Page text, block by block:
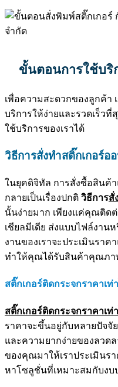
ขั้นตอนการใช้บริ
เพื่อความสะดวกของลูกค้า
บริการให้ง่ายและรวดเร็ว
ใช้บริการของเราได้
วิธีการสั่งทำสติ๊กเกอร์อ
ในยุคดิจิทัล การสั่งซื้อสินค้
กลายเป็นเรื่องปกติ วิธีการสั่
นั้นง่ายมาก เพียงแค่คุณติดต่
เชียลมีเดีย ส่งแบบไฟล์งาน
งานของเราจะประเมินราค
ทำให้คุณได้รับสินค้าคุณภา
สติ๊กเกอร์ติดกระจกราคาเ
สติ๊กเกอร์ติดกระจกราคาเท่
ราคาจะขึ้นอยู่กับหลายปัจจั
และความยากง่ายของลวด
ของคุณมาให้เราประเมินร
หาโซลูชั่นที่เหมาะสมกับง